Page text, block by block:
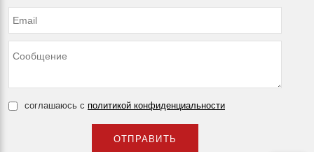
соглашаюсь с политикой конфиденциальности